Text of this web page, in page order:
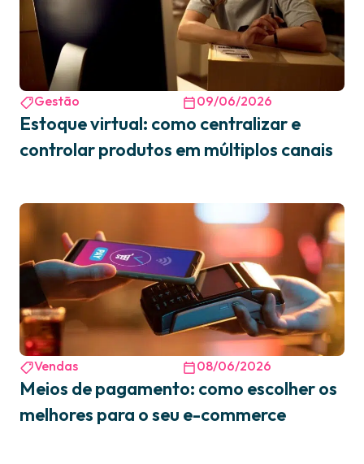
Gestão 09/06/2026
Estoque virtual: como centralizar e
controlar produtos em múltiplos canais
Vendas 08/06/2026
Meios de pagamento: como escolher os
melhores para o seu e-commerce